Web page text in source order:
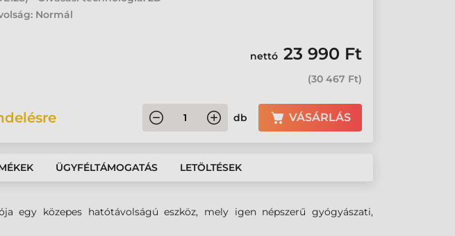
Normál
nettó 23 990 Ft
(30 467 Ft)
db VÁSÁRLÁS
ÜGYFÉLTÁMOGATÁS LETÖLTÉSEK
egy közepes hatótávolságú eszköz, mely igen népszerű gyógyászati,